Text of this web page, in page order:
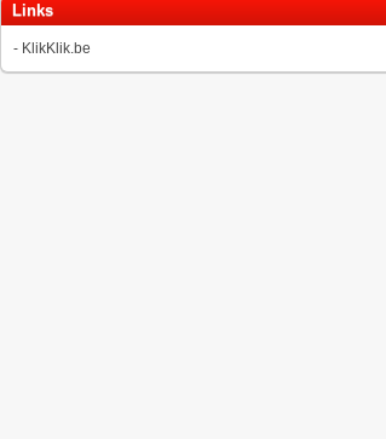
Links
- KlikKlik.be